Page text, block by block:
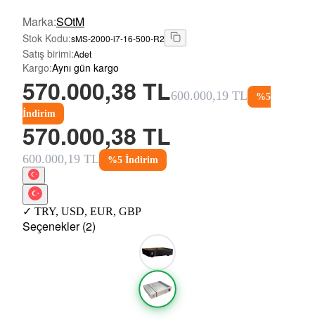
Marka:SOtM
Stok Kodu:sMS-2000-i7-16-500-R2
Satış birimi:Adet
Kargo:Aynı gün kargo
570.000,38 TL600.000,19 TL %5
İndirim
570.000,38 TL
600.000,19 TL %5 İndirim
✓ TRY, USD, EUR, GBP
Seçenekler (2)